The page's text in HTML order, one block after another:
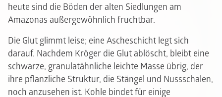
heute sind die Böden der alten Siedlungen am
Amazonas außergewöhnlich fruchtbar.
Die Glut glimmt leise; eine Ascheschicht legt sich
darauf. Nachdem Kröger die Glut ablöscht, bleibt eine
schwarze, granulatähnliche leichte Masse übrig, der
ihre pflanzliche Struktur, die Stängel und Nussschalen,
noch anzusehen ist. Kohle bindet für einige